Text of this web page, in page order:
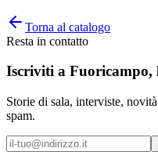
Torna al catalogo
Resta in contatto
Iscriviti a Fuoricampo,
Storie di sala, interviste,
spam.